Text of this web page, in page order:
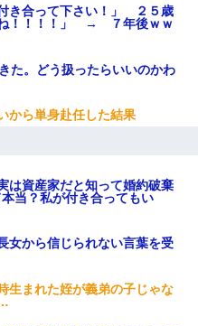
頼まれて出産。→叔母夫婦が
帰った。→9・11で叔母夫婦が
事実が判明したｗｗｗｗｗ
敷きになってた
せにドレスなんか着ちゃっ
声」新郎両親「！！！（土
に困ってる、今もすっごく臭
よ」→ その後。警察『絶対に
き合って下さい！」 ２５歳
ね！！！！」 → ７年後ｗｗ
た。どう扱ったらいいのかわ
から単身赴任した結果
は資産家だと知って婚約破棄
当？私が付き合ってもい
女から信じられない言葉を受
生まれた姪が義弟の子じゃな